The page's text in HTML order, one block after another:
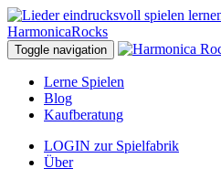
Toggle navigation
Lerne Spielen
Blog
Kaufberatung
LOGIN zur Spielfabrik
Über